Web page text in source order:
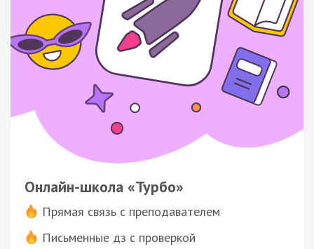
Онлайн-школа «Турбо»
Прямая связь с преподавателем
Письменные дз с проверкой